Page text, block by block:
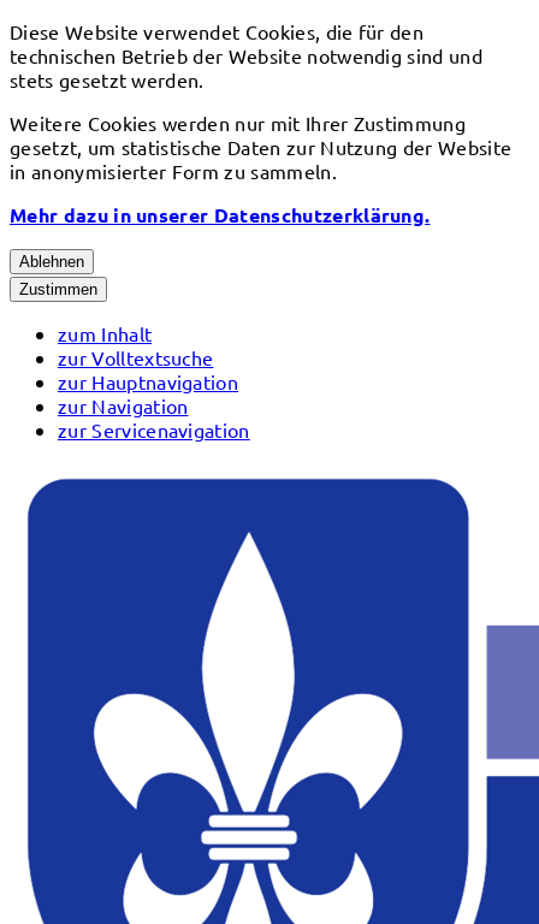
Diese Website verwendet Cookies, die für den
technischen Betrieb der Website notwendig sind und
stets gesetzt werden.
Weitere Cookies werden nur mit Ihrer Zustimmung
gesetzt, um statistische Daten zur Nutzung der Website
in anonymisierter Form zu sammeln.
Mehr dazu in unserer Datenschutzerklärung.
Ablehnen
Zustimmen
zum Inhalt
zur Volltextsuche
zur Hauptnavigation
zur Navigation
zur Servicenavigation